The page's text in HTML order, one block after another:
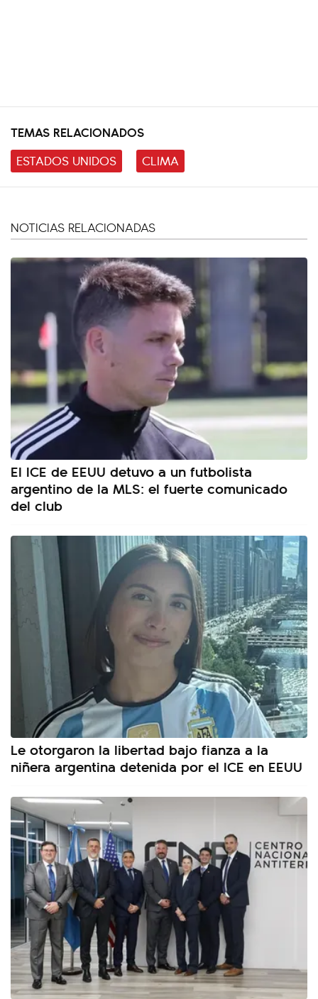
TEMAS RELACIONADOS
ESTADOS UNIDOS
CLIMA
NOTICIAS RELACIONADAS
El ICE de EEUU detuvo a un futbolista
argentino de la MLS: el fuerte comunicado
del club
Le otorgaron la libertad bajo fianza a la
niñera argentina detenida por el ICE en EEUU